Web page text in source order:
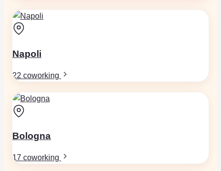
Napoli
22 coworking
Bologna
17 coworking